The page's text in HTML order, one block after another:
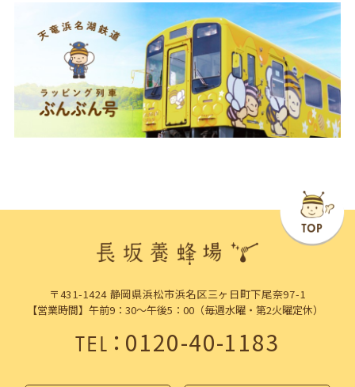
〒431-1424 静岡県浜松市浜名区三ヶ日町下尾奈97-1
【営業時間】午前9：30～午後5：00（毎週水曜・第2火曜定休）
TEL：0120-40-1183